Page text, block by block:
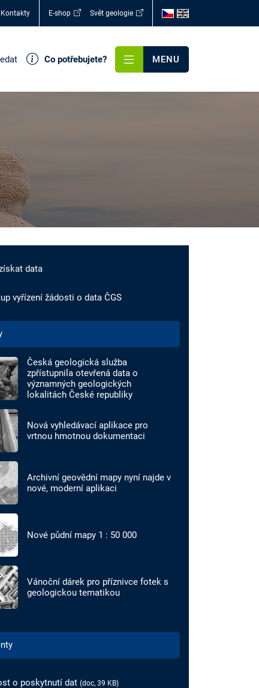
Kontakty E-shop Svět geologie
Co potřebujete? MENU
data
vyřízení žádosti o data ČGS
Česká geologická služba
zpřístupnila otevřená data o
významných geologických
lokalitách České republiky
Nová vyhledávací aplikace pro
vrtnou hmotnou dokumentaci
Archivní geovědní mapy nyní najde v
nové, moderní aplikaci
Nové půdní mapy 1 : 50 000
Vánoční dárek pro příznivce fotek s
geologickou tematikou
o poskytnutí dat (doc, 39 KB)